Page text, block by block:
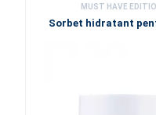
MUST HAVE
Sorbet hidratant